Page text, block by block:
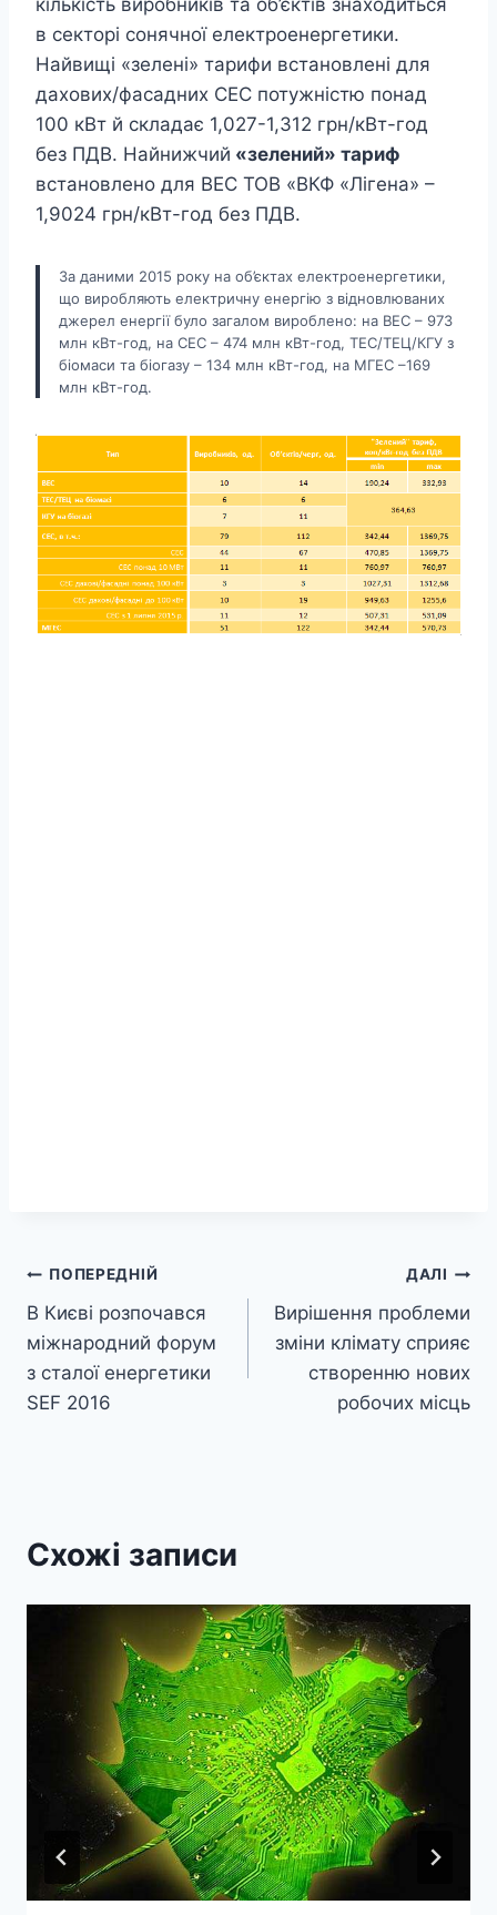
в секторі сонячної електроенергетики.
Найвищі «зелені» тарифи встановлені для
дахових/фасадних СЕС потужністю понад
100 кВт й складає 1,027-1,312 грн/кВт-год
без ПДВ. Найнижчий «зелений» тариф
встановлено для ВЕС ТОВ «ВКФ «Лігена» –
1,9024 грн/кВт-год без ПДВ.
За даними 2015 року на об’єктах електроенергетики,
що виробляють електричну енергію з відновлюваних
джерел енергії було загалом вироблено: на ВЕС – 973
млн кВт-год, на СЕС – 474 млн кВт-год, ТЕС/ТЕЦ/КГУ з
біомаси та біогазу – 134 млн кВт-год, на МГЕС –169
млн кВт-год.
Навігація
записів
ПОПЕРЕДНІЙ
В Києві розпочався
міжнародний форум
з сталої енергетики
SEF 2016
ДАЛІ
Вирішення проблеми
зміни клімату сприяє
створенню нових
робочих місць
Схожі записи